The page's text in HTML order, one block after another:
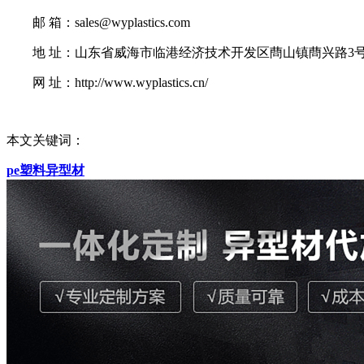
邮 箱：sales@wyplastics.com
地 址：山东省威海市临港经济技术开发区蔄山镇蔄兴路3
网 址：http://www.wyplastics.cn/
本文关键词：
pe塑料异型材